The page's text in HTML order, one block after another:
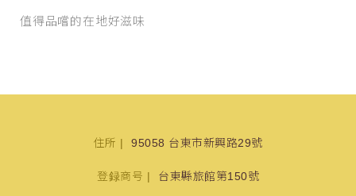
值得品嚐的在地好滋味
住所 95058 台東市新興路29號
登録商号 台東縣旅館第150號